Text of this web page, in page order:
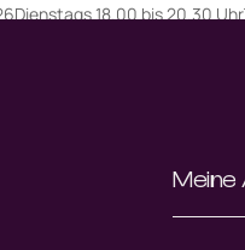
18.00 bis 20.30